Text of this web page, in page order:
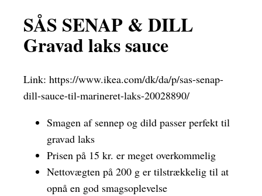
SÅS SENAP & DILL
Gravad laks sauce
Link: https://www.ikea.com/dk/da/p/sas-senap-
dill-sauce-til-marineret-laks-20028890/
Smagen af sennep og dild passer perfekt til
gravad laks
Prisen på 15 kr. er meget overkommelig
Nettovægten på 200 g er tilstrækkelig til at
opnå en god smagsoplevelse